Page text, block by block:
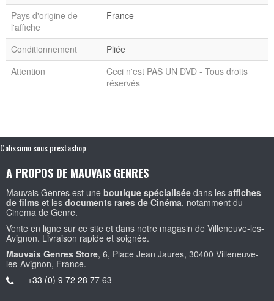
Pays d'origine de
l'affiche
France
Conditionnement
Pliée
Attention
Ceci n'est PAS UN DVD - Tous droits
réservés
Colissimo sous prestashop
A PROPOS DE MAUVAIS GENRES
Mauvais Genres est une boutique spécialisée dans les affiches
de films et les documents rares de Cinéma, notamment du
Cinema de Genre.
Vente en ligne sur ce site et dans notre magasin de Villeneuve-les-
Avignon. Livraison rapide et soignée.
Mauvais Genres Store, 6, Place Jean Jaures, 30400 Villeneuve-
les-Avignon, France.
+33 (0) 9 72 28 77 63